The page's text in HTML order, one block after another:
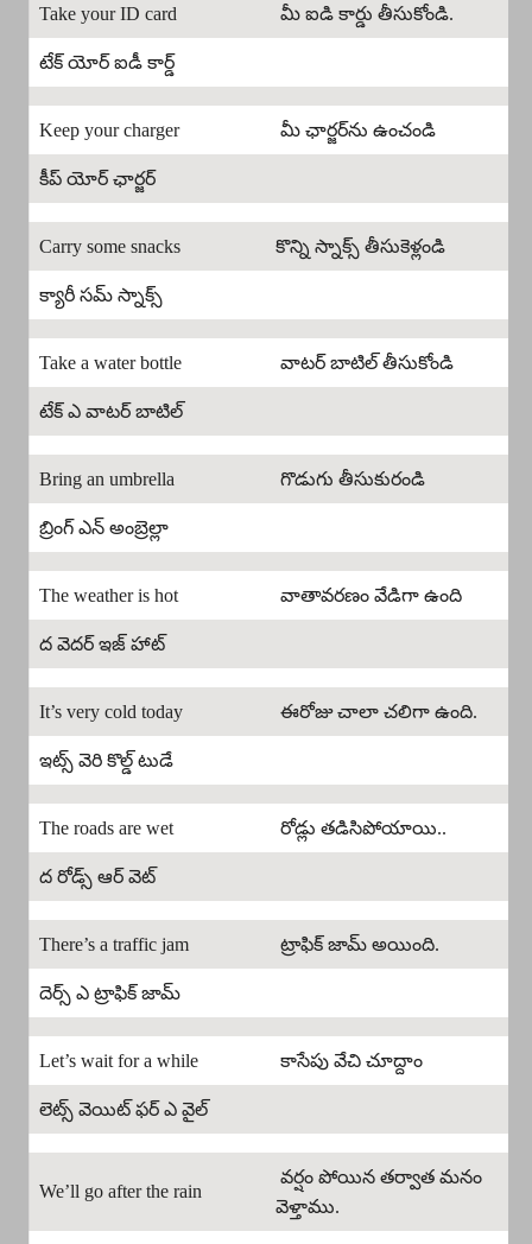
Take your ID card మీ ఐడి కార్డు తీసుకోండి.
టేక్ యోర్ ఐడీ కార్డ్
Keep your charger మీ ఛార్జర్‌ను ఉంచండి
కీప్ యోర్ ఛార్జర్
Carry some snacks కొన్ని స్నాక్స్ తీసుకెళ్లండి
క్యారీ సమ్ స్నాక్స్
Take a water bottle వాటర్ బాటిల్ తీసుకోండి
టేక్ ఎ వాటర్ బాటిల్
Bring an umbrella గొడుగు తీసుకురండి
బ్రింగ్ ఎన్ అంబ్రెల్లా
The weather is hot వాతావరణం వేడిగా ఉంది
ద వెదర్ ఇజ్ హాట్
It’s very cold today ఈరోజు చాలా చలిగా ఉంది.
ఇట్స్ వెరి కొల్డ్ టుడే
The roads are wet రోడ్లు తడిసిపోయాయి..
ద రోడ్స్ ఆర్ వెట్
There’s a traffic jam ట్రాఫిక్ జామ్ అయింది.
దెర్స్ ఎ ట్రాఫిక్ జామ్
Let’s wait for a while కాసేపు వేచి చూద్దాం
లెట్స్ వెయిట్ ఫర్ ఎ వైల్
We’ll go after the rain
వర్షం పోయిన తర్వాత మనం
వెళ్తాము.